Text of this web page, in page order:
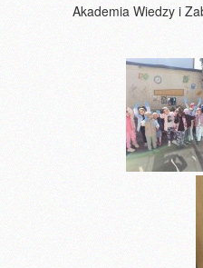
Akademia Wiedzy i